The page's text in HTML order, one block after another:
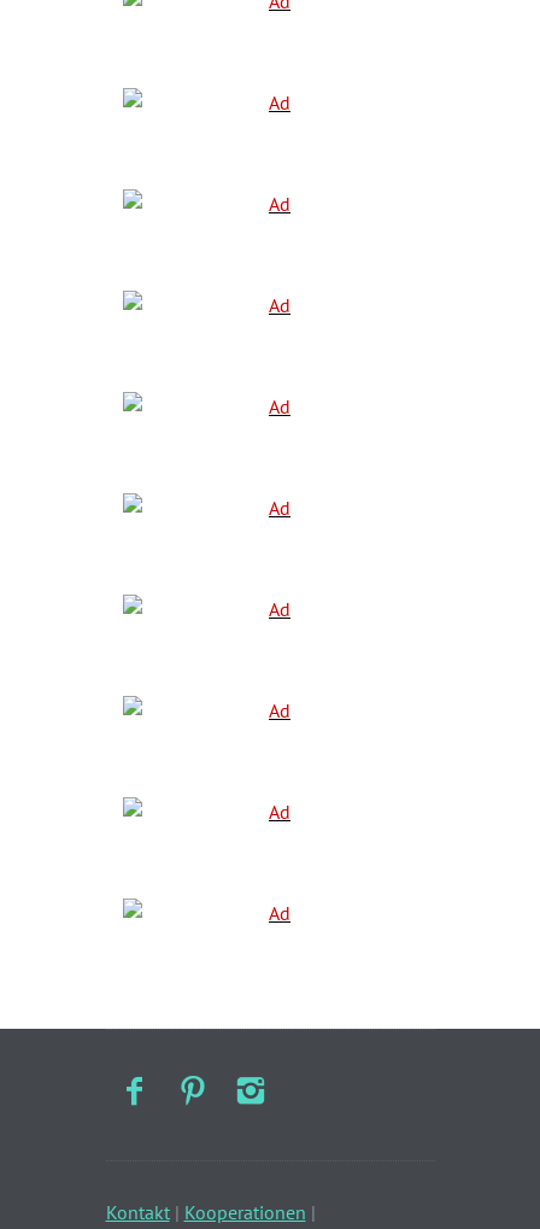
Kontakt| Kooperationen |